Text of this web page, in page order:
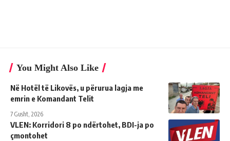
You Might Also Like
Në Hotël të Likovës, u përurua lagja me
emrin e Komandant Telit
7 Gusht, 2026
VLEN: Korridori 8 po ndërtohet, BDI-ja po
çmontohet